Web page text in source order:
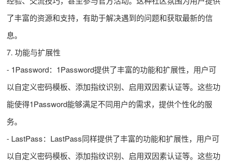
了丰富的资源和支持，有助于解决遇到的问题和获取最新的信
息。
7. 功能与扩展性
- 1Password：1Password提供了丰富的功能和扩展性，用户可
以自定义密码模板、添加指纹识别、启用双因素认证等。这些功
能使得1Password能够满足不同用户的需求，提供个性化的服
务。
- LastPass：LastPass同样提供了丰富的功能和扩展性，用户可
以自定义密码模板、添加指纹识别、启用双因素认证等。这些功